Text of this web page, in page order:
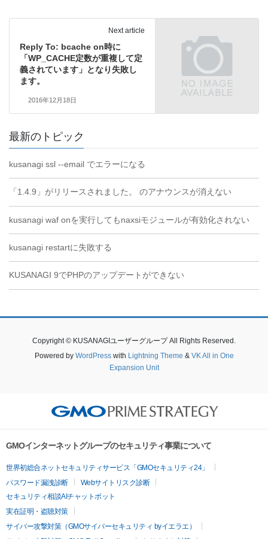
Next article
Reply To: bcache on時に
「WP_CACHE定数が重複して定
義されています」となり失敗し
ます。
2016年12月18日
最新のトピック
kusanagi ssl --email でエラーになる
「1.4.9」がリリースされました。 のアナウンスが消えない
kusanagi waf onを実行してもnaxsiモジュールが有効化されない
kusanagi restartに失敗する
KUSANAGI 9でPHPのアップデートができない
Copyright © KUSANAGIユーザーグループ All Rights Reserved.
Powered by WordPresswith Lightning Theme & VK All in One
Expansion Unit
GMOインターネットグループのセキュリティ事業について
世界初総合ネットセキュリティサービス「GMOセキュリティ24」
パスワード漏洩診断
Webサイトリスク診断
セキュリティ相談AIチャットボット
実在証明・盗聴対策
サイバー攻撃対策（GMOサイバーセキュリティ byイエラエ）